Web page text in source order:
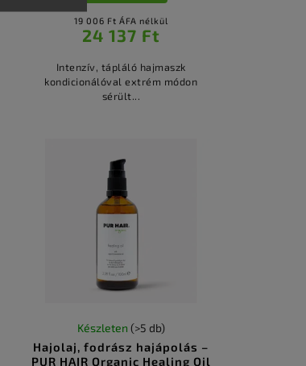
19 006 Ft ÁFA nélkül
24 137 Ft
Intenzív, tápláló hajmaszk
kondicionálóval extrém módon
sérült...
Hajolaj, fodrász hajápolás –
PUR HAIR Organic Healing Oil
Készleten (>5 db)